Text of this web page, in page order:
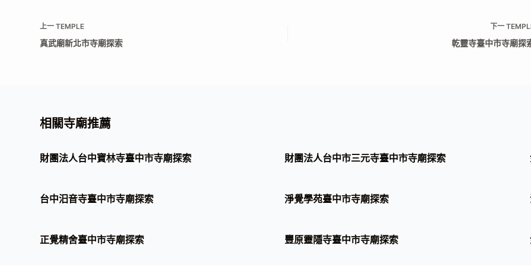
上一TEMPLE
真武廟新北市寺廟探索
下一
乾靈寺臺中市寺廟探
相關寺廟推薦
財團法人台中寶林寺臺中市寺廟探索 財團法人台中市三元寺臺中市寺廟探索
台中汨音寺臺中市寺廟探索 淨覺學苑臺中市寺廟探索
正覺精舍臺中市寺廟探索 豐原靈隱寺臺中市寺廟探索